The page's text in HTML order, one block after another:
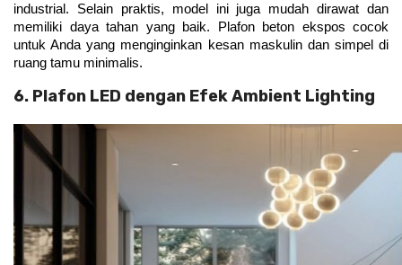
industrial. Selain praktis, model ini juga mudah dirawat dan
memiliki daya tahan yang baik. Plafon beton ekspos cocok
untuk Anda yang menginginkan kesan maskulin dan simpel di
ruang tamu minimalis.
6. Plafon LED dengan Efek Ambient Lighting